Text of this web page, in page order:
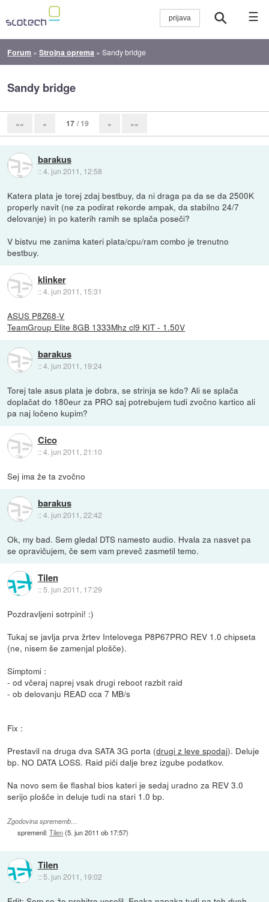
☰
Forum »Strojna oprema »Sandy bridge
Sandy bridge
«« « 17 / 19 » »»
barakus
::4. jun 2011, 12:58
Katera plata je torej zdaj bestbuy, da ni draga pa da se da 2500K
properly navit (ne za podirat rekorde ampak, da stabilno 24/7
delovanje) in po katerih ramih se splača poseči?
V bistvu me zanima kateri plata/cpu/ram combo je trenutno
bestbuy.
klinker
::4. jun 2011, 15:31
ASUS P8Z68-V
TeamGroup Elite 8GB 1333Mhz cl9 KIT - 1.50V
barakus
::4. jun 2011, 19:24
Torej tale asus plata je dobra, se strinja se kdo? Ali se splača
doplačat do 180eur za PRO saj potrebujem tudi zvočno kartico ali
pa naj ločeno kupim?
Cico
::4. jun 2011, 21:10
Sej ima že ta zvočno
barakus
::4. jun 2011, 22:42
Ok, my bad. Sem gledal DTS namesto audio. Hvala za nasvet pa
se opravičujem, če sem vam preveč zasmetil temo.
Tilen
::5. jun 2011, 17:29
Pozdravljeni sotrpini! :)
Tukaj se javlja prva žrtev Intelovega P8P67PRO REV 1.0 chipseta
(ne, nisem še zamenjal plošče).
Simptomi :
- od včeraj naprej vsak drugi reboot razbit raid
- ob delovanju READ cca 7 MB/s
Fix :
Prestavil na druga dva SATA 3G porta (drugi z leve spodaj). Deluje
bp. NO DATA LOSS. Raid piči dalje brez izgube podatkov.
Na novo sem še flashal bios kateri je sedaj uradno za REV 3.0
serijo plošče in deluje tudi na stari 1.0 bp.
Zgodovina sprememb…
spremenil:Tilen(5. jun 2011 ob 17:57)
Tilen
:: 5. jun 2011, 19:02